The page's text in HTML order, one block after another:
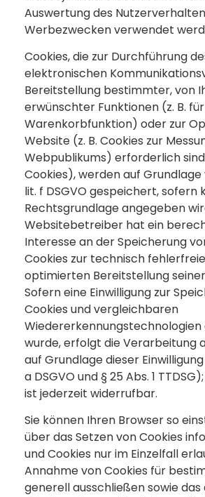
Auswertung des
Werbezwecken verwendet
Cookies, die zur Durchführung
elektronischen
Bereitstellung bestimmter, von
erwünschter Funktionen (z. B.
Warenkorbfunktion) oder zur
Website (z. B. Cookies zur
Webpublikums) erforderlich
Cookies), werden auf Grundlage
lit. f DSGVO gespeichert, sofern
Rechtsgrundlage angegeben
Websitebetreiber hat ein
Interesse an der Speicherung
Cookies zur technisch
optimierten Bereitstellung
Sofern eine Einwilligung zur
Cookies und vergleichbaren
wurde, erfolgt die Verarbeitung
auf Grundlage dieser Einwilligung
a DSGVO und § 25 Abs. 1
ist jederzeit widerrufbar.
Sie können Ihren Browser so
über das Setzen von Cookies
und Cookies nur im Einzelfall
Annahme von Cookies für
generell ausschließen sowie